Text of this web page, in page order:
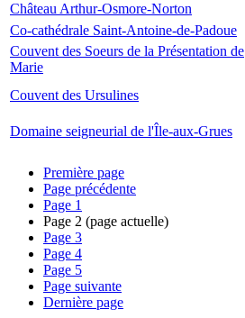
Château Arthur-Osmore-Norton
Co-cathédrale Saint-Antoine-de-Padoue
Couvent des Soeurs de la Présentation de
Marie
Couvent des Ursulines
Domaine seigneurial de l'Île-aux-Grues
Première page
Page précédente
Page 1
Page 2 (page actuelle)
Page 3
Page 4
Page 5
Page suivante
Dernière page